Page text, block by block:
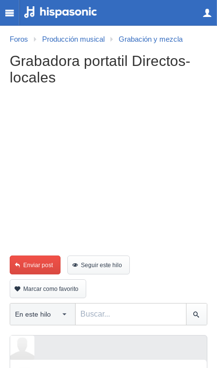
Foros Producción musical Grabación y mezcla
Grabadora portatil Directos-
locales
Enviar post Seguir este hilo
Marcar como favorito